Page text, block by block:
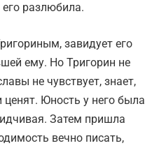
разлюбила.
завидует его
ему. Но Тригорин не
не чувствует, знает,
ценят. Юность у него была
Затем пришла
вечно писать,